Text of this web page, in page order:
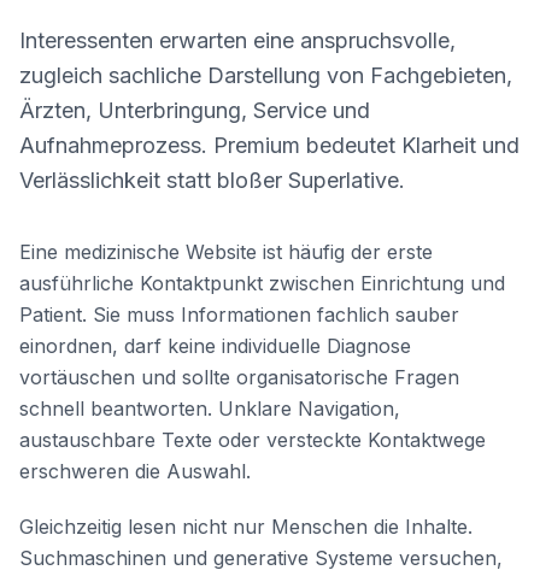
Interessenten erwarten eine anspruchsvolle,
zugleich sachliche Darstellung von Fachgebieten,
Ärzten, Unterbringung, Service und
Aufnahmeprozess. Premium bedeutet Klarheit und
Verlässlichkeit statt bloßer Superlative.
Eine medizinische Website ist häufig der erste
ausführliche Kontaktpunkt zwischen Einrichtung und
Patient. Sie muss Informationen fachlich sauber
einordnen, darf keine individuelle Diagnose
vortäuschen und sollte organisatorische Fragen
schnell beantworten. Unklare Navigation,
austauschbare Texte oder versteckte Kontaktwege
erschweren die Auswahl.
Gleichzeitig lesen nicht nur Menschen die Inhalte.
Suchmaschinen und generative Systeme versuchen,